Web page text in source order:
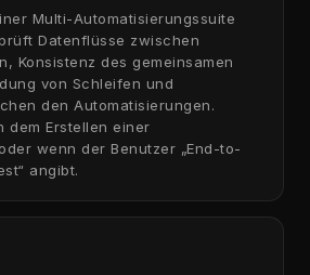
Multi-Automatisierungssuite
Datenflüsse zwischen
Konsistenz des gemeinsamen
von Schleifen und
den Automatisierungen.
dem Erstellen einer
wenn der Benutzer „End-to-
angibt.